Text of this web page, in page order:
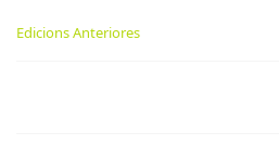
Edicions Anteriores